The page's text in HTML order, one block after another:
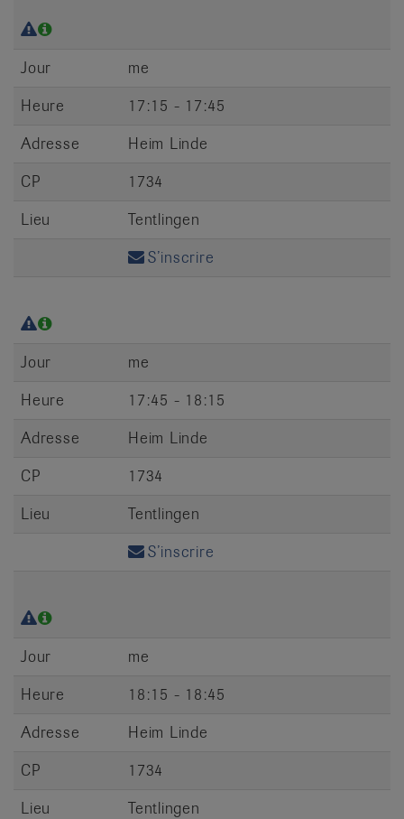
Jour
me
Heure
17:15 - 17:45
Adresse
Heim Linde
CP
1734
Lieu
Tentlingen
S’inscrire
Jour
me
Heure
17:45 - 18:15
Adresse
Heim Linde
CP
1734
Lieu
Tentlingen
S’inscrire
Jour
me
Heure
18:15 - 18:45
Adresse
Heim Linde
CP
1734
Lieu
Tentlingen